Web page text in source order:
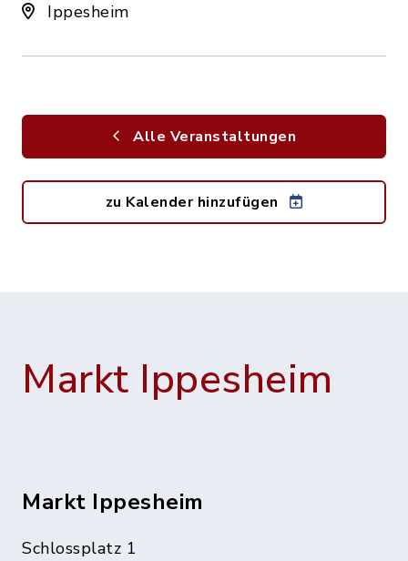
Ippesheim
Alle Veranstaltungen
zu Kalender hinzufügen
Markt Ippesheim
Markt Ippesheim
Schlossplatz 1